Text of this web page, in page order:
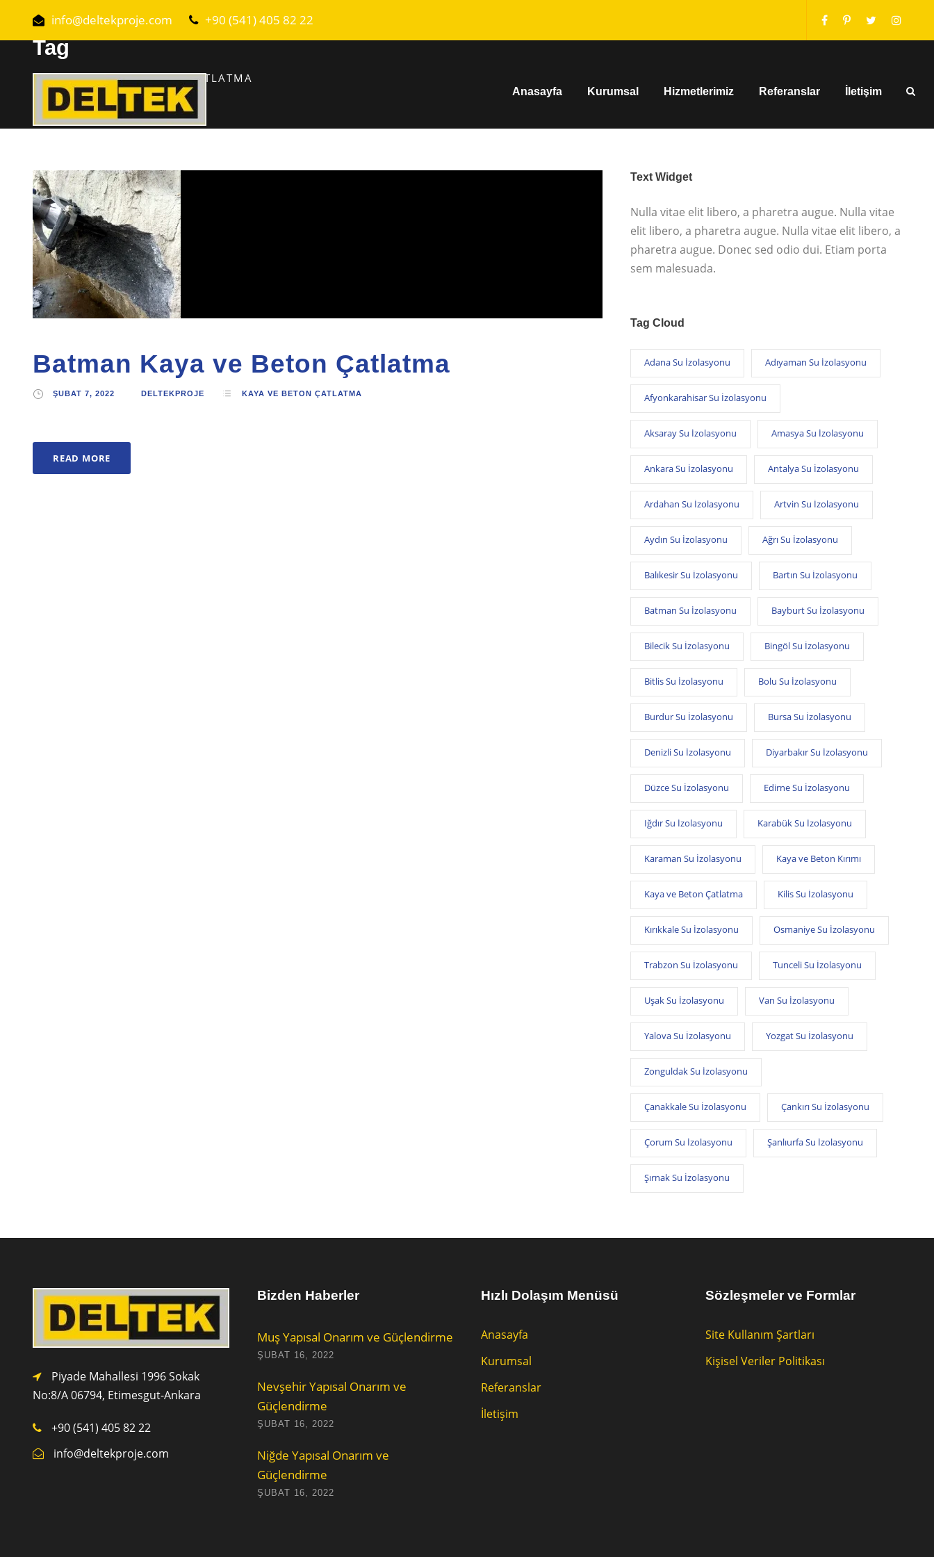
info@deltekproje.com +90 (541) 405 82 22
Anasayfa Kurumsal Hizmetlerimiz Referanslar İletişim
Tag
BATMAN KAYA VE BETON ÇATLATMA
Batman Kaya ve Beton Çatlatma
ŞUBAT 7, 2022 DELTEKPROJE KAYA VE BETON ÇATLATMA
READ MORE
Text Widget
Nulla vitae elit libero, a pharetra augue. Nulla vitae
elit libero, a pharetra augue. Nulla vitae elit libero, a
pharetra augue. Donec sed odio dui. Etiam porta
sem malesuada.
Tag Cloud
Adana Su İzolasyonu Adıyaman Su İzolasyonu
Afyonkarahisar Su İzolasyonu
Aksaray Su İzolasyonu Amasya Su İzolasyonu
Ankara Su İzolasyonu Antalya Su İzolasyonu
Ardahan Su İzolasyonu Artvin Su İzolasyonu
Aydın Su İzolasyonu Ağrı Su İzolasyonu
Balıkesir Su İzolasyonu Bartın Su İzolasyonu
Batman Su İzolasyonu Bayburt Su İzolasyonu
Bilecik Su İzolasyonu Bingöl Su İzolasyonu
Bitlis Su İzolasyonu Bolu Su İzolasyonu
Burdur Su İzolasyonu Bursa Su İzolasyonu
Denizli Su İzolasyonu Diyarbakır Su İzolasyonu
Düzce Su İzolasyonu Edirne Su İzolasyonu
Iğdır Su İzolasyonu Karabük Su İzolasyonu
Karaman Su İzolasyonu Kaya ve Beton Kırımı
Kaya ve Beton Çatlatma Kilis Su İzolasyonu
Kırıkkale Su İzolasyonu Osmaniye Su İzolasyonu
Trabzon Su İzolasyonu Tunceli Su İzolasyonu
Uşak Su İzolasyonu Van Su İzolasyonu
Yalova Su İzolasyonu Yozgat Su İzolasyonu
Zonguldak Su İzolasyonu
Çanakkale Su İzolasyonu Çankırı Su İzolasyonu
Çorum Su İzolasyonu Şanlıurfa Su İzolasyonu
Şırnak Su İzolasyonu
Piyade Mahallesi 1996 Sokak
No:8/A 06794, Etimesgut-Ankara
+90 (541) 405 82 22
info@deltekproje.com
Bizden Haberler
Muş Yapısal Onarım ve Güçlendirme
ŞUBAT 16, 2022
Nevşehir Yapısal Onarım ve
Güçlendirme
ŞUBAT 16, 2022
Niğde Yapısal Onarım ve
Güçlendirme
ŞUBAT 16, 2022
Hızlı Dolaşım Menüsü
Anasayfa
Kurumsal
Referanslar
İletişim
Sözleşmeler ve Formlar
Site Kullanım Şartları
Kişisel Veriler Politikası